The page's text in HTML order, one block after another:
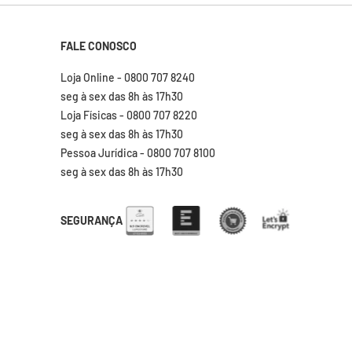
FALE CONOSCO
Loja Online - 0800 707 8240
seg à sex das 8h às 17h30
Loja Físicas - 0800 707 8220
seg à sex das 8h às 17h30
Pessoa Jurídica - 0800 707 8100
seg à sex das 8h às 17h30
SEGURANÇA